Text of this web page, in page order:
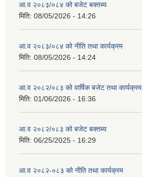
आ.व २०८३/०८४ को बजेट बक्तब्य
मिति: 08/05/2026 - 14:26
आ.व २०८३/०८४ को नीति तथा कार्यक्रम
मिति: 08/05/2026 - 14:24
आ.व २०८२/०८३ को वार्षिक बजेट तथा कार्यक्रम
मिति: 01/06/2026 - 16:36
आ.व २०८२/०८३ को बजेट बक्तब्य
मिति: 06/25/2025 - 16:29
आ.व २०८२-०८३ को नीति तथा कार्यक्रम